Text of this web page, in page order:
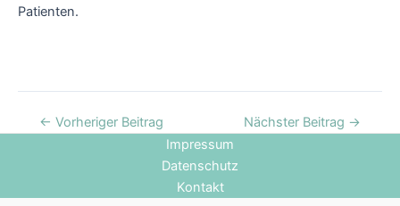
Patienten.
← Vorheriger Beitrag Nächster Beitrag →
Impressum
Datenschutz
Kontakt